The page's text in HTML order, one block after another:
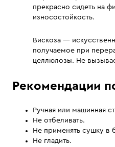
прекрасно сидеть на
износостойкость.
Вискоза —
получаемое при
целлюлозы. Не
Рекомендации
Ручная или машинная
Не отбеливать.
Не применять сушку в
Не гладить.